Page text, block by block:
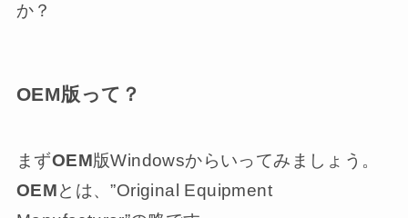
か？
OEM版って？
まずOEM版Windowsからいってみましょう。
OEMとは、”Original Equipment